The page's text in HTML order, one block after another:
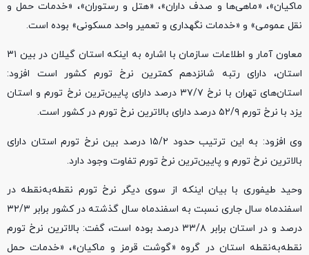
ماکیان»، «ماهی‌ها و صدف داران»، «هتل و رستوران»، «خدمات حمل و
نقل عمومی» و «خدمات نگهداری و تعمیر واحد مسکونی» بوده است.
معاون آمار و اطلاعات سازمان با اشاره به اینکه استان گیلان در بین ۳۱
استان، دارای رتبه شانزدهم کمترین نرخ تورم کشور است افزود:
استان‌های تهران با نرخ ۳۷/۷ درصد دارای پایین‌ترین نرخ تورم و استان
یزد با نرخ تورم ۵۲/۹ درصد دارای بالاترین نرخ تورم در کشور است.
وی افزود: به این ترتیب حدود ۱۵/۲ درصد بین نرخ تورم استان دارای
بالاترین نرخ تورم و پایین‌ترین نرخ تورم تفاوت وجود دارد.
وحید طیفوری با بیان اینکه از سوی دیگر نرخ تورم نقطه‌به‌نقطه در
اسفند‎ماه‎ سال جاری نسبت به اسفند‎ماه‎ سال گذشته در کشور برابر ۳۲/۳
درصد و در استان برابر ۳۳/۸ درصد بوده است، گفت: بالاترین نرخ تورم
نقطه‌به‌نقطه استان در گروه «گوشت قرمز و ماکیان»، «خدمات حمل